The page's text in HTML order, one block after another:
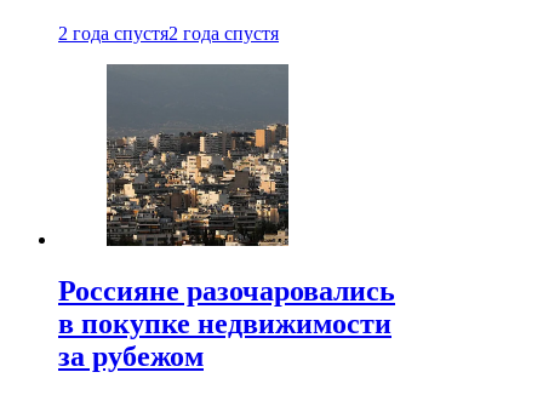
2 года спустя2 года спустя
Россияне разочаровались
в покупке недвижимости
за рубежом